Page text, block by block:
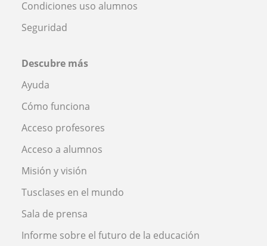
Condiciones uso alumnos
Seguridad
Descubre más
Ayuda
Cómo funciona
Acceso profesores
Acceso a alumnos
Misión y visión
Tusclases en el mundo
Sala de prensa
Informe sobre el futuro de la educación